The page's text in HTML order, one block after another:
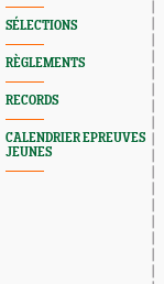
SÉLECTIONS
RÈGLEMENTS
RECORDS
CALENDRIER EPREUVES
JEUNES